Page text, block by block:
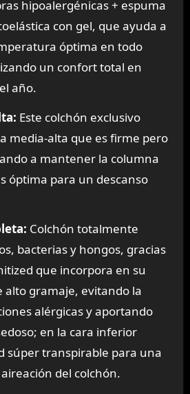
hipoalergénicas + espuma
con gel, que ayuda a
óptima en todo
un confort total en
año.
Este colchón exclusivo
media-alta que es firme pero
a mantener la columna
óptima para un descanso
Colchón totalmente
bacterias y hongos, gracias
que incorpora en su
gramaje, evitando la
alérgicas y aportando
en la cara inferior
súper transpirable para una
del colchón.